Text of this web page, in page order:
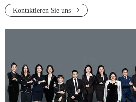
Kontaktieren Sie uns